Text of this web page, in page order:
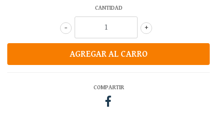
CANTIDAD
+
-
COMPARTIR